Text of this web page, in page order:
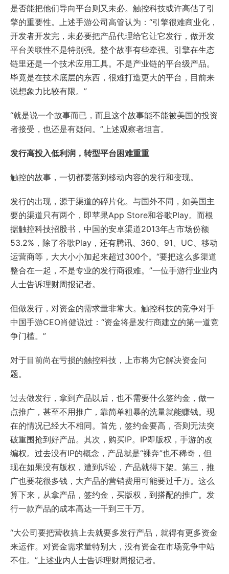
是否能把他们导向平台则又未必。触控科技或许高估了引
擎的重要性。上述手游公司高管认为：“引擎很难商业化，
开发者开发完，未必要把产品代理给它让它发行，做开发
平台关联性不是特别强。整个故事有些牵强。引擎在生态
链里还是一个技术应用工具。不是产业链的平台级产品。
毕竟是在技术底层的东西，很难打造更大的平台，目前来
说想象力比较有限。”
“就是说一个故事而已，而且这个故事能不能被美国的投资
者接受，也还是有疑问。”上述观察者坦言。
发行高投入低利润，转型平台困难重重
触控的故事，一切都要落到移动内容的发行和变现。
发行的出现，源于渠道的碎片化。与国外不同，如美国主
要的渠道只有两个，即苹果App Store和谷歌Play。而根
据触控科技招股书，中国的安卓渠道2013年占市场份额
53.2%，除了谷歌Play，还有腾讯、360、91、UC、移动
运营商等，大大小小加起来超过300个。“要把这么多渠道
整合在一起，不是专业的发行商很难。”一位手游行业业内
人士告诉理财周报记者。
但做发行，对资金的需求量非常大。触控科技的竞争对手
中国手游CEO肖健说过：“资金将是发行商建立的第一道竞
争门槛。”
对于目前尚在亏损的触控科技，上市将为它解决资金问
题。
过去做发行，拿到产品以后，也不需要什么签约金，做一
点推广，甚至不用推广，靠简单粗暴的洗量就能赚钱。现
在的情况已经大不相同。首先，签约金要高，否则无法突
破重围抢到好产品。其次，购买IP。IP即版权，手游的改
编权。过去没有IP的概念，产品就是“裸奔”也不稀奇，但
现在如果没有版权，遭到诉讼，产品就得下架。第三，推
广也要花很多钱，大产品的营销费用可能要过千万。这么
算下来，从拿产品，签约金，买版权，到搭配的推广。发
行一款产品的成本高达一千到三千万。
“大公司要把营收搞上去就要多发行产品，就得有更多资金
来运作。对资金需求量特别大，没有资金在市场竞争中站
不住。”上述业内人士告诉理财周报记者。